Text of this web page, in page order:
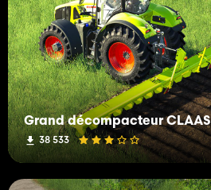
Grand décompacteur CLAAS
38 533